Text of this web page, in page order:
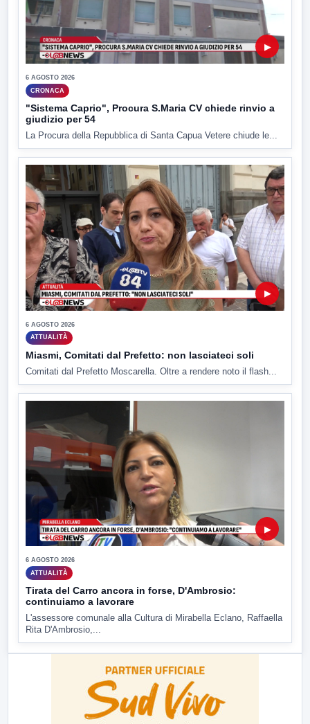
▶
6 AGOSTO 2026
CRONACA
"Sistema Caprio", Procura S.Maria CV chiede rinvio a
giudizio per 54
La Procura della Repubblica di Santa Capua Vetere chiude le...
▶
6 AGOSTO 2026
ATTUALITÀ
Miasmi, Comitati dal Prefetto: non lasciateci soli
Comitati dal Prefetto Moscarella. Oltre a rendere noto il flash...
▶
6 AGOSTO 2026
ATTUALITÀ
Tirata del Carro ancora in forse, D'Ambrosio:
continuiamo a lavorare
L'assessore comunale alla Cultura di Mirabella Eclano, Raffaella
Rita D'Ambrosio,...